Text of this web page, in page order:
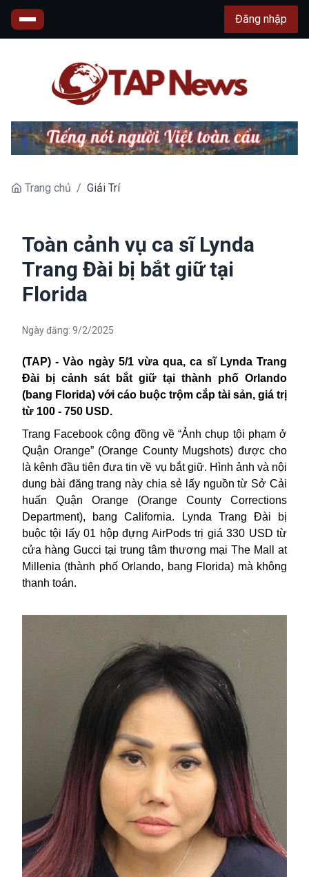
Đăng nhập
Trang chủ / Giải Trí
Toàn cảnh vụ ca sĩ Lynda
Trang Đài bị bắt giữ tại
Florida
Ngày đăng: 9/2/2025
(TAP) - Vào ngày 5/1 vừa qua, ca sĩ Lynda Trang
Đài bị cảnh sát bắt giữ tại thành phố Orlando
(bang Florida) với cáo buộc trộm cắp tài sản, giá trị
từ 100 - 750 USD.
Trang Facebook cộng đồng về “Ảnh chụp tội phạm ở
Quận Orange” (Orange County Mugshots) được cho
là kênh đầu tiên đưa tin về vụ bắt giữ. Hình ảnh và nội
dung bài đăng trang này chia sẻ lấy nguồn từ Sở Cải
huấn Quận Orange (Orange County Corrections
Department), bang California.
Lynda Trang Đài
bị
buộc tội lấy01 hộp đựng AirPods trị giá 330 USD từ
cửa hàng Gucci tại trung tâm thương mại The Mall at
Millenia (thành phố Orlando, bang Florida) mà không
thanh toán.